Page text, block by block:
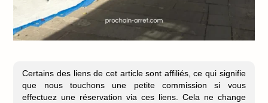
Certains des liens de cet article sont affiliés, ce qui signifie
que nous touchons une petite commission si vous
effectuez une réservation via ces liens. Cela ne change